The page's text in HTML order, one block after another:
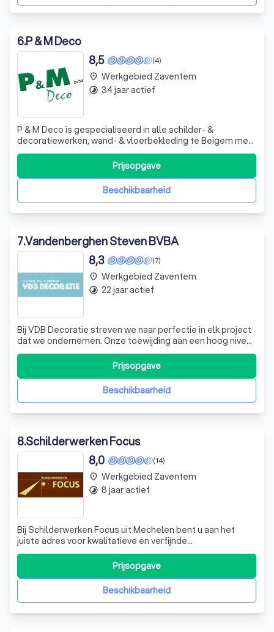
6.P & M Deco
(4)
8,5
P & M Deco is gespecialiseerd in alle schilder- &
decoratiewerken, wand- & vloerbekleding te Beigem met
40 jaar ervaring.
Beschikbaarheid
Prijsopgave
place Werkgebied Zaventem
timelapse 34 jaar actief
7.Vandenberghen Steven BVBA
(7)
8,3
Bij VDB Decoratie streven we naar perfectie in elk project
dat we ondernemen. Onze toewijding aan een hoog niveau
van afwerking is ongeëvenaard, en we zijn trots op onze
professionele service en klantvriendelijkheid. We werken
met kwaliteitsproducten en houden ons strikt aan vooraf
Beschikbaarheid
Prijsopgave
place Werkgebied Zaventem
timelapse 22 jaar actief
8.Schilderwerken Focus
(14)
8,0
Bij Schilderwerken Focus uit Mechelen bent u aan het
juiste adres voor kwalitatieve en verfijnde
interieurdecoratie uitgevoerd door professionele
schilders met de nieuwste technieken en producten. U
kunt ook bij ons terecht voor behangwerken,
coatingvloeren en buitengeveldecoratie. Van algemene
Beschikbaarheid
Prijsopgave
place Werkgebied Zaventem
timelapse 8 jaar actief